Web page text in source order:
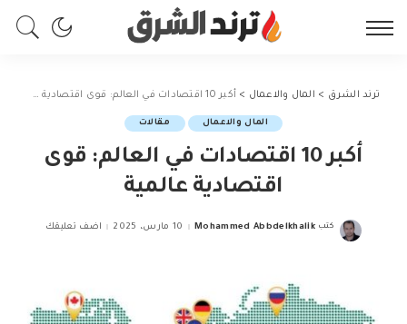
ترند الشرق > المال والاعمال > أكبر 10 اقتصادات في العالم: قوى اقتصادية عالمية
المال والاعمال مقالات
أكبر 10 اقتصادات في العالم: قوى
اقتصادية عالمية
Posted
كتب Mohammed Abbdelkhalik 10 مارس، 2025 اضف تعليقك